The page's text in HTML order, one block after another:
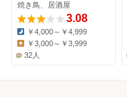
焼き鳥、居酒屋
3.08
Dinner:
￥4,000～￥4,999
Lunch:
￥3,000～￥3,999
32人